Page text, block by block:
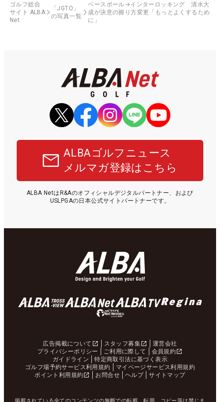
ゴルフ総合
サイト ALBA
Net
「JGTO」
の写真一覧
ベースボール→インターロッキング 清水大
成が決意の握り方変更「もっとよくするため
に」
ALBAゴルフニュース
メルマガ登録はこちら
ALBA NetはR&Aのオフィシャルデジタルパートナー、および
USLPGAの日本公式サイトパートナーです。
広告掲載について スタッフ募集
運営会社
プライバシーポリシー
ご利用に際して
会員規約
ガイドライン
特定商取引法に基づく表示
ゴルフ場予約サービス利用規約
マイページサービス利用規約
ポイント利用規約
お問合せ ヘルプ サイトマップ